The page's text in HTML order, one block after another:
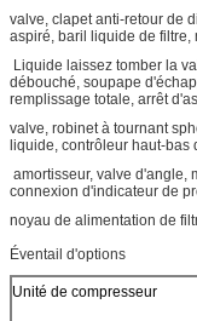
valve, clapet anti-retour de
aspiré, baril liquide de filtre,
Liquide laissez tomber la
débouché, soupape
remplissage totale, arrêt
valve, robinet à tournant
liquide, contrôleur haut-bas
amortisseur, valve d'angle,
connexion d'indicateur de
noyau de alimentation de
Éventail d'options
Unité de compresseur